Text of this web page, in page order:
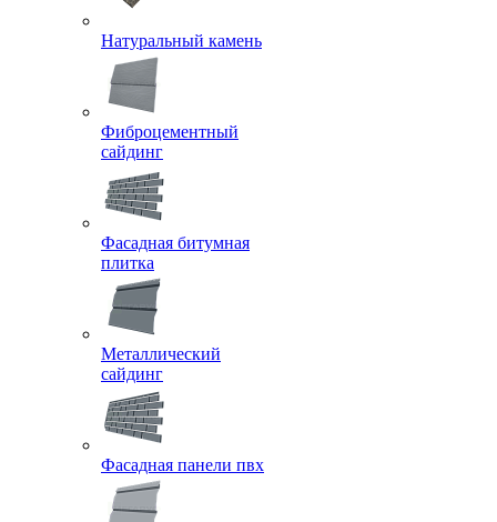
Натуральный камень
Фиброцементный
сайдинг
Фасадная битумная
плитка
Металлический
сайдинг
Фасадная панели пвх